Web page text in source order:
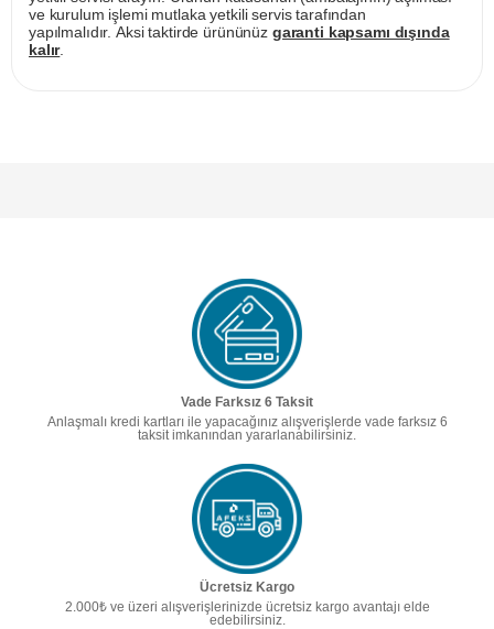
ve kurulum işlemi mutlaka yetkili servis tarafından
yapılmalıdır. Aksi taktirde ürününüz garanti kapsamı dışında
kalır.
Vade Farksız 6 Taksit
Anlaşmalı kredi kartları ile yapacağınız alışverişlerde vade farksız 6
taksit imkanından yararlanabilirsiniz.
Ücretsiz Kargo
2.000₺ ve üzeri alışverişlerinizde ücretsiz kargo avantajı elde
edebilirsiniz.